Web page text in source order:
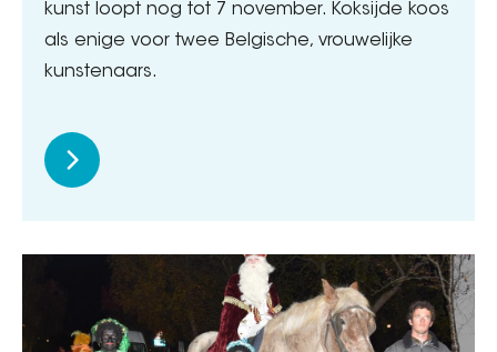
kunst loopt nog tot 7 november. Koksijde koos
als enige voor twee Belgische, vrouwelijke
kunstenaars.